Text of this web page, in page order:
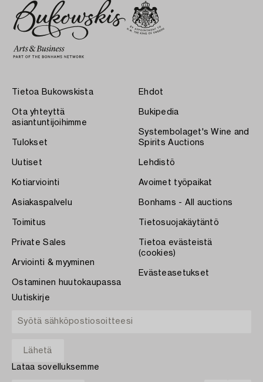
Tietoa Bukowskista
Ota yhteyttä
asiantuntijoihimme
Tulokset
Uutiset
Kotiarviointi
Asiakaspalvelu
Toimitus
Private Sales
Arviointi & myyminen
Ostaminen huutokaupassa
Ehdot
Bukipedia
Systembolaget's Wine and
Spirits Auctions
Lehdistö
Avoimet työpaikat
Bonhams - All auctions
Tietosuojakäytäntö
Tietoa evästeistä
(cookies)
Evästeasetukset
Uutiskirje
Lataa sovelluksemme